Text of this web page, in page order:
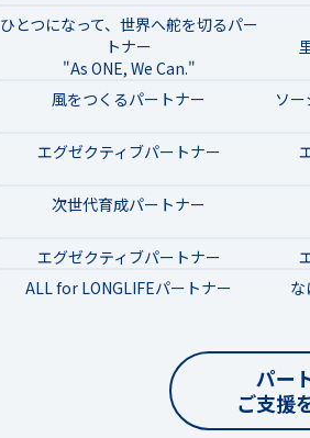
ひとつになって、世界へ舵を切るパー
トナー
"As ONE, We Can."
風をつくるパートナー ソ
エグゼクティブパートナー
次世代育成パートナー
エグゼクティブパートナー
ALL for LONGLIFEパートナー
パー
ご支援